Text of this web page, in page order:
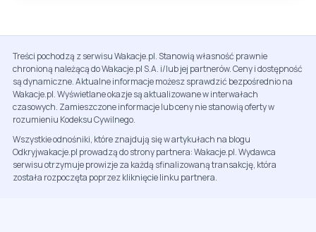
Treści pochodzą z serwisu Wakacje.pl. Stanowią własność prawnie
chronioną należącą do Wakacje.pl S.A. i/lub jej partnerów. Ceny i dostępność
są dynamiczne. Aktualne informacje możesz sprawdzić bezpośrednio na
Wakacje.pl. Wyświetlane okazje są aktualizowane w interwałach
czasowych. Zamieszczone informacje lub ceny nie stanowią oferty w
rozumieniu Kodeksu Cywilnego.
Wszystkie odnośniki, które znajdują się w artykułach na blogu
Odkryjwakacje.pl prowadzą do strony partnera: Wakacje.pl. Wydawca
serwisu otrzymuje prowizje za każdą sfinalizowaną transakcję, która
została rozpoczęta poprzez kliknięcie linku partnera.